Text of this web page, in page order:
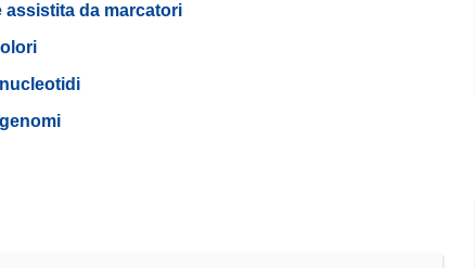
assistita da marcatori
nucleotidi
genomi